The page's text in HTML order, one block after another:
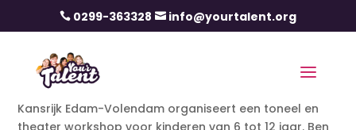
 0299-363328  info@yourtalent.org
Kansrijk Edam-Volendam organiseert een toneel en
theater workshop voor kinderen van 6 tot 12 jaar. Ben